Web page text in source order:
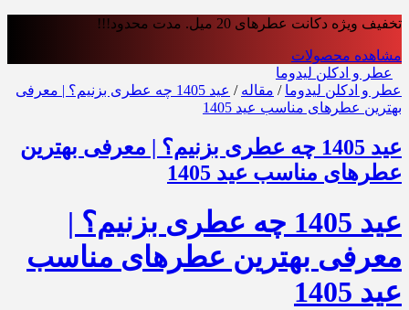
تخفیف ویژه دکانت عطرهای 20 میل. مدت محدود!!!
مشاهده محصولات
عطر و ادکلن لیدوما
عطر و ادکلن لیدوما / مقاله /
عید 1405 چه عطری بزنیم؟ | معرفی
بهترین عطرهای مناسب عید 1405
عید 1405 چه عطری بزنیم؟ | معرفی بهترین
عطرهای مناسب عید 1405
عید 1405 چه عطری بزنیم؟ |
معرفی بهترین عطرهای مناسب
عید 1405